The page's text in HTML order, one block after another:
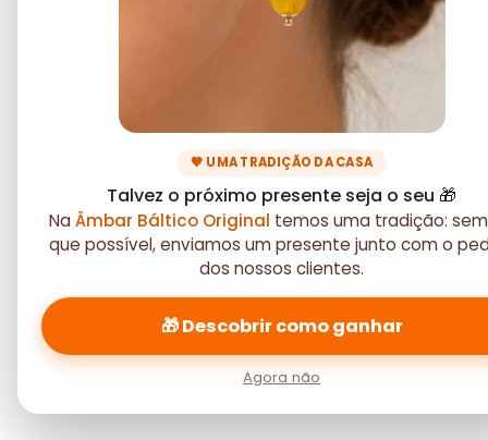
🧡 UMA TRADIÇÃO DA CASA
Talvez o próximo presente seja o seu 🎁
NaÂmbar Báltico Original temos uma tradição:
que possível, enviamos um presente junto com o
dos nossos clientes.
🎁 Descobrir como ganhar
Agora não